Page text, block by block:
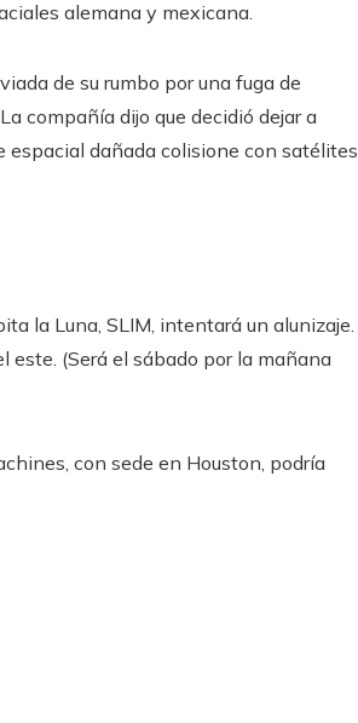
alemana y mexicana.
de su rumbo por una fuga de
compañía dijo que decidió dejar a
espacial dañada colisione con satélites
la Luna, SLIM, intentará un alunizaje.
este. (Será el sábado por la mañana
con sede en Houston, podría